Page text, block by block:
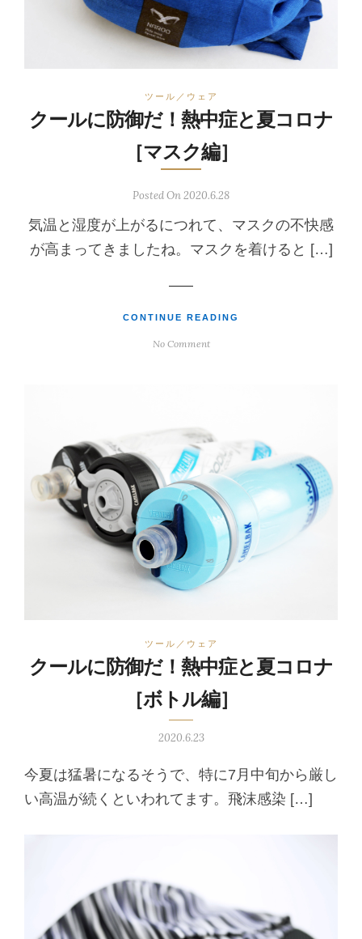
ツール／ウェア
クールに防御だ！熱中症と夏コロナ
［マスク編］
Posted On 2020.6.28
気温と湿度が上がるにつれて、マスクの不快感
が高まってきましたね。マスクを着けると […]
CONTINUE READING
No Comment
ツール／ウェア
クールに防御だ！熱中症と夏コロナ
［ボトル編］
2020.6.23
今夏は猛暑になるそうで、特に7月中旬から厳し
い高温が続くといわれてます。飛沫感染 […]